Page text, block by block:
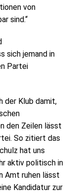
von
sind.“
sich jemand in
Partei
der Klub damit,
den Zeilen lässt
So zitiert das
hat uns
aktiv politisch in
Amt ruhen lässt
Kandidatur zur